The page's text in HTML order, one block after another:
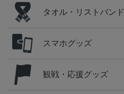
タオル・リストバンド
スマホグッズ
観戦・応援グッズ